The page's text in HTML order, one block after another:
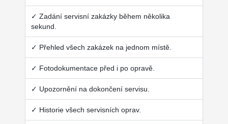
✓ Zadání servisní zakázky během několika
sekund.
✓ Přehled všech zakázek na jednom místě.
✓ Fotodokumentace před i po opravě.
✓ Upozornění na dokončení servisu.
✓ Historie všech servisních oprav.